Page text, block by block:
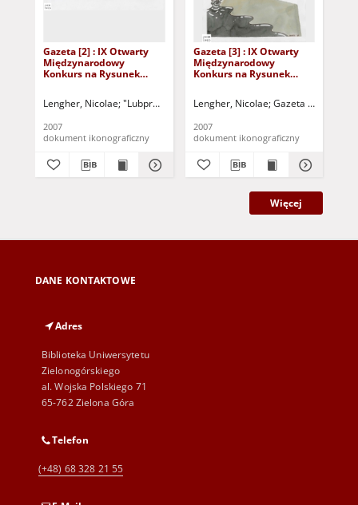
Gazeta [2] : IX Otwarty
Międzynarodowy
Konkurs na Rysunek
Lengher, Nicolae "Lubpress" (Zielona Góra) Gazeta Lubuska (Zielona
2007
dokument ikonograficzny
Gazeta [3] : IX Otwarty
Międzynarodowy
Konkurs na Rysunek
Lengher, Nicolae Gazeta Lubuska
2007
dokument ikonograficzny
Więcej
DANE KONTAKTOWE
Adres
Biblioteka Uniwersytetu
Zielonogórskiego
al. Wojska Polskiego 71
65-762 Zielona Góra
Telefon
(+48) 68 328 21 55